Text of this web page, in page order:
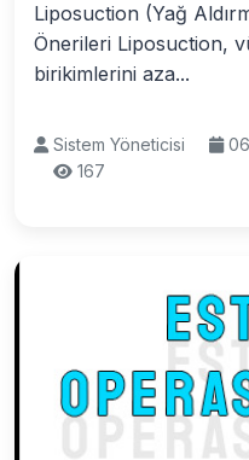
Liposuction (Yağ
Önerileri Liposuction,
birikimlerini aza...
Sistem Yöneticisi
167